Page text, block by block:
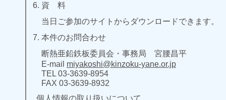
資 料
当日ご参加のサイトからダウンロードできます。
本件のお問合わせ
断熱亜鉛鉄板委員会・事務局 宮腰昌平
E-mail miyakoshi@kinzoku-yane.or.jp
TEL 03-3639-8954
FAX 03-3639-8932
個人情報の取り扱いについて